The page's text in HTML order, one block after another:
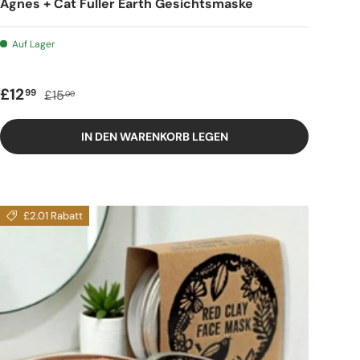
Agnes + Cat Fuller Earth Gesichtsmaske
Auf Lager
Verkaufspreis
£1299 Regulärer Preis
£1500
IN DEN WARENKORB LEGEN
£2.01 Rabatt